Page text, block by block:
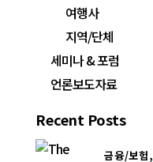
여행사
지역/단체
세미나 & 포럼
언론보도자료
Recent Posts
금융/보험,